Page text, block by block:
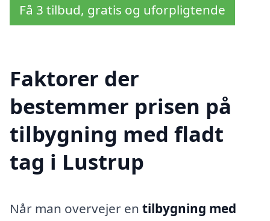
Få 3 tilbud, gratis og uforpligtende
Faktorer der
bestemmer prisen på
tilbygning med fladt
tag i Lustrup
Når man overvejer en tilbygning med